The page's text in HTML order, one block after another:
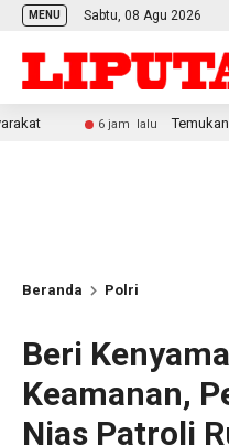
MENU Sabtu, 08 Agu 2026
6 jam lalu Temukan 996 Benda
Beranda Polri
Beri
Keamanan,
Nias Patroli